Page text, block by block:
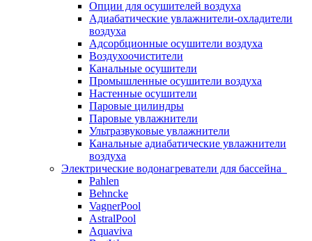
Опции для осушителей воздуха
Адиабатические увлажнители-охладители
воздуха
Адсорбционные осушители воздуха
Воздухоочистители
Канальные осушители
Промышленные осушители воздуха
Настенные осушители
Паровые цилиндры
Паровые увлажнители
Ультразвуковые увлажнители
Канальные адиабатические увлажнители
воздуха
Электрические водонагреватели для бассейна
Pahlen
Behncke
VagnerPool
AstralPool
Aquaviva